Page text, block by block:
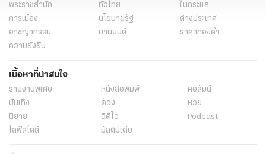
พระราชสำนัก ทั่วไทย
ในกระแส
การเมือง
นโยบายรัฐ
ต่างประเทศ
อาชญากรรม
ยานยนต์
ราคาทองคำ
ความยั่งยืน
เนื้อหาที่น่าสนใจ
รายงานพิเศษ หนังสือพิมพ์
คอลัมน์
บันเทิง
ดวง
หวย
นิยาย
วิดีโอ
Podcast
ไลฟ์สไตล์
มัลติมีเดีย